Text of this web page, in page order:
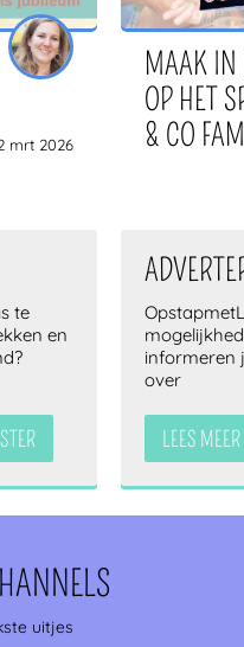
mrt 2026
MAAK IN
OP HET
& CO
te
en
informeren
over
LEES MEER
uitjes